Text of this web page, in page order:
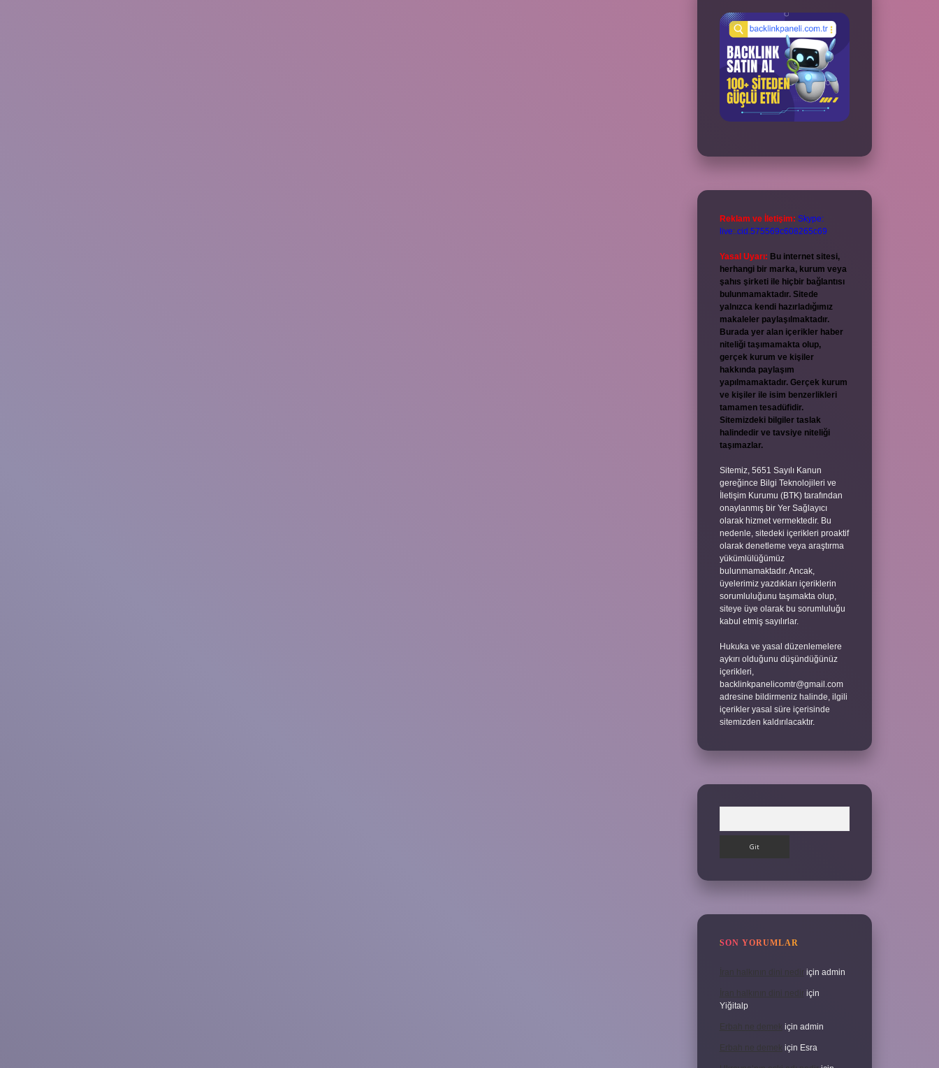
Reklam ve İletişim: Skype:
live:.cid.575569c608265c69
Yasal Uyarı: Bu internet sitesi,
herhangi bir marka, kurum veya
şahıs şirketi ile hiçbir bağlantısı
bulunmamaktadır. Sitede
yalnızca kendi hazırladığımız
makaleler paylaşılmaktadır.
Burada yer alan içerikler haber
niteliği taşımamakta olup,
gerçek kurum ve kişiler
hakkında paylaşım
yapılmamaktadır. Gerçek kurum
ve kişiler ile isim benzerlikleri
tamamen tesadüfidir.
Sitemizdeki bilgiler taslak
halindedir ve tavsiye niteliği
taşımazlar.
Sitemiz, 5651 Sayılı Kanun
gereğince Bilgi Teknolojileri ve
İletişim Kurumu (BTK) tarafından
onaylanmış bir Yer Sağlayıcı
olarak hizmet vermektedir. Bu
nedenle, sitedeki içerikleri proaktif
olarak denetleme veya araştırma
yükümlülüğümüz
bulunmamaktadır. Ancak,
üyelerimiz yazdıkları içeriklerin
sorumluluğunu taşımakta olup,
siteye üye olarak bu sorumluluğu
kabul etmiş sayılırlar.
Hukuka ve yasal düzenlemelere
aykırı olduğunu düşündüğünüz
içerikleri,
backlinkpanelicomtr@gmail.com
adresine bildirmeniz halinde, ilgili
içerikler yasal süre içerisinde
sitemizden kaldırılacaktır.
SON YORUMLAR
İran halkının dini nedir için admin
İran halkının dini nedir için
Yiğitalp
Erbah ne demek için admin
Erbah ne demek için Esra